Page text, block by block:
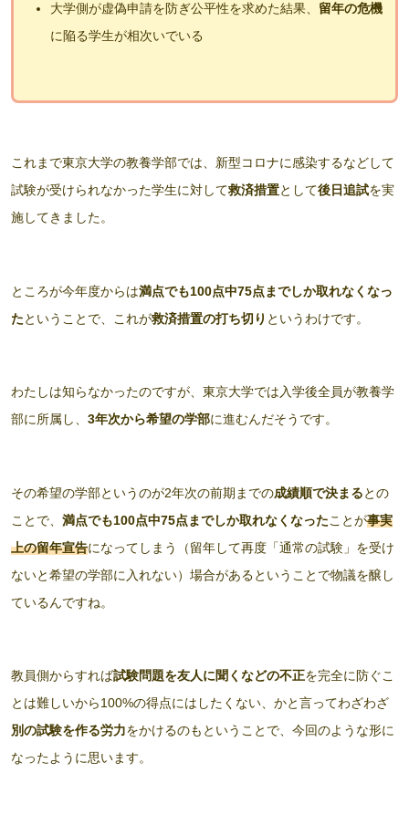
大学側が虚偽申請を防ぎ公平性を求めた結果、 留年の危機
に陥る学生が相次いでいる
これまで東京大学の教養学部では、新型コロナに感染するなどして
試験が受けられなかった学生に対して救済措置として後日追試を実
施してきました。
ところが今年度からは満点でも100点中75点までしか取れなくなっ
たということで、これが救済措置の打ち切り というわけです。
わたしは知らなかったのですが、東京大学では入学後全員が教養学
部に所属し、 3年次から希望の学部に進むんだそうです。
その希望の学部というのが2年次の前期までの成績順で決まるとの
ことで、 満点でも100点中75点までしか取れなくなったことが事実
上の留年宣告になってしまう（留年して再度「通常の試験」を受け
ないと希望の学部に入れない）場合があるということで物議を醸し
ているんですね。
教員側からすれば試験問題を友人に聞くなどの不正を完全に防ぐこ
とは難しいから100%の得点にはしたくない、かと言ってわざわざ
別の試験を作る労力をかけるのもということで、今回のような形に
なったように思います。